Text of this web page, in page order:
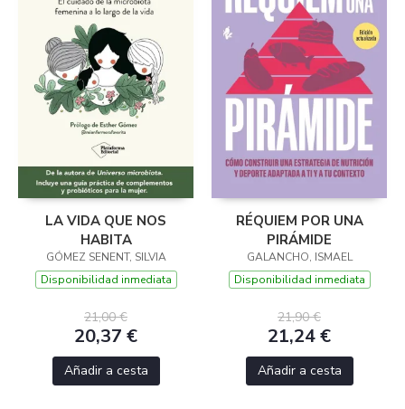
LA VIDA QUE NOS
HABITA
GÓMEZ SENENT, SILVIA
Disponibilidad inmediata
21,00 €
20,37 €
Añadir a cesta
RÉQUIEM POR UNA
PIRÁMIDE
GALANCHO, ISMAEL
Disponibilidad inmediata
21,90 €
21,24 €
Añadir a cesta